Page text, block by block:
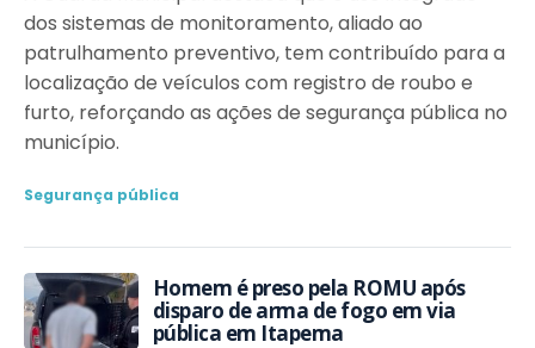
dos sistemas de monitoramento, aliado ao
patrulhamento preventivo, tem contribuído para a
localização de veículos com registro de roubo e
furto, reforçando as ações de segurança pública no
município.
Segurança pública
Homem é preso pela ROMU após
disparo de arma de fogo em via
pública em Itapema